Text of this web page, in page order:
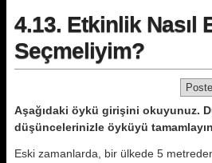
4.13. Etkinlik Nasıl
Seçmeliyim?
Aşağıdaki öykü girişini okuyunuz.
düşüncelerinizle öyküyü
Eski zamanlarda, bir ülkede 5